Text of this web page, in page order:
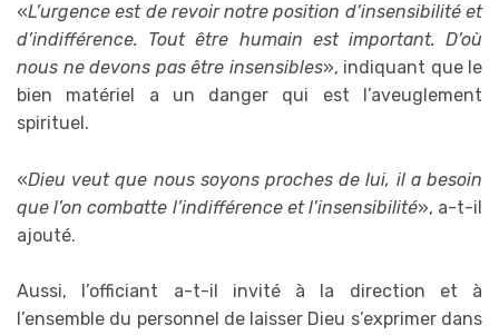
«L’urgence est de revoir notre position d’insensibilité et
d’indifférence. Tout être humain est important. D’où
nous ne devons pas être insensibles», indiquant que le
bien matériel a un danger qui est l’aveuglement
spirituel.
«Dieu veut que nous soyons proches de lui, il a besoin
que l’on combatte l’indifférence et l’insensibilité», a-t-il
ajouté.
Aussi, l’officiant a-t-il invité à la direction et à
l’ensemble du personnel de laisser Dieu s’exprimer dans